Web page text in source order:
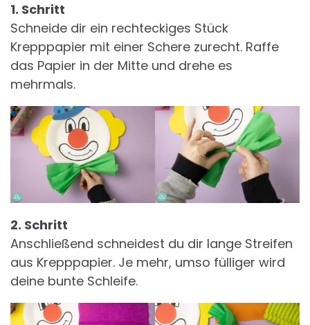
1. Schritt
Schneide dir ein rechteckiges Stück
Krepppapier mit einer Schere zurecht. Raffe
das Papier in der Mitte und drehe es
mehrmals.
2. Schritt
Anschließend schneidest du dir lange Streifen
aus Krepppapier. Je mehr, umso fülliger wird
deine bunte Schleife.